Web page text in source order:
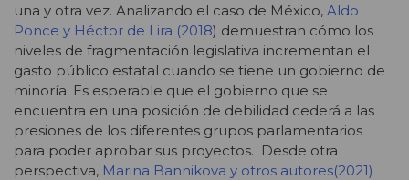
una y otra vez. Analizando el caso de México, Aldo
Ponce y Héctor de Lira (2018) demuestran cómo los
niveles de fragmentación legislativa incrementan el
gasto público estatal cuando se tiene un gobierno de
minoría. Es esperable que el gobierno que se
encuentra en una posición de debilidad cederá a las
presiones de los diferentes grupos parlamentarios
para poder aprobar sus proyectos. Desde otra
perspectiva, Marina Bannikova y otros autores(2021)